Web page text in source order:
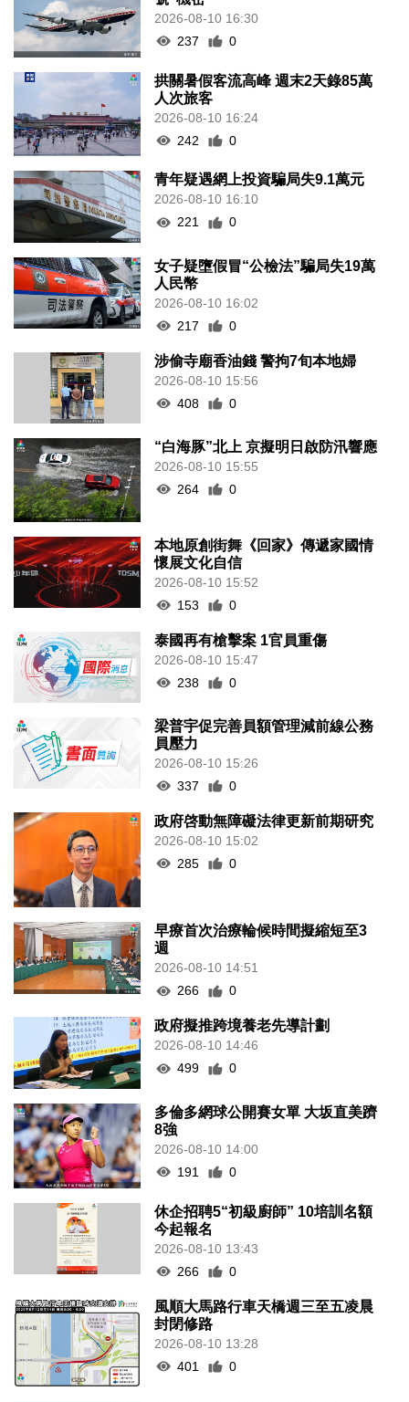
2026-08-10 16:30
237
0
拱關暑假客流高峰 週末2天錄85萬
人次旅客
2026-08-10 16:24
242
0
青年疑遇網上投資騙局失9.1萬元
2026-08-10 16:10
221
0
女子疑墮假冒“公檢法”騙局失19萬
人民幣
2026-08-10 16:02
217
0
涉偷寺廟香油錢 警拘7旬本地婦
2026-08-10 15:56
408
0
“白海豚”北上 京擬明日啟防汛響應
2026-08-10 15:55
264
0
本地原創街舞《回家》傳遞家國情
懷展文化自信
2026-08-10 15:52
153
0
泰國再有槍擊案 1官員重傷
2026-08-10 15:47
238
0
梁普宇促完善員額管理減前線公務
員壓力
2026-08-10 15:26
337
0
政府啓動無障礙法律更新前期研究
2026-08-10 15:02
285
0
早療首次治療輪候時間擬縮短至3
週
2026-08-10 14:51
266
0
政府擬推跨境養老先導計劃
2026-08-10 14:46
499
0
多倫多網球公開賽女單 大坂直美躋
8強
2026-08-10 14:00
191
0
休企招聘5“初級廚師” 10培訓名額
今起報名
2026-08-10 13:43
266
0
風順大馬路行車天橋週三至五凌晨
封閉修路
2026-08-10 13:28
401
0